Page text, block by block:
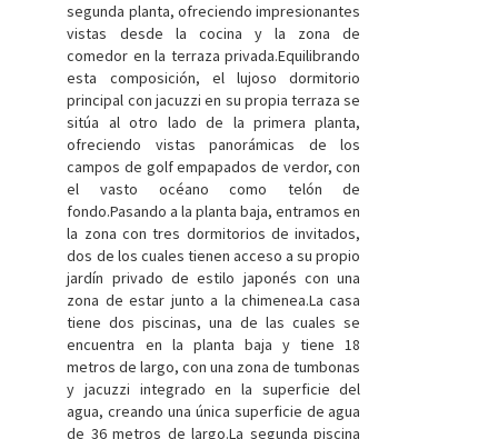
segunda planta, ofreciendo impresionantes
vistas desde la cocina y la zona de
comedor en la terraza privada.Equilibrando
esta composición, el lujoso dormitorio
principal con jacuzzi en su propia terraza se
sitúa al otro lado de la primera planta,
ofreciendo vistas panorámicas de los
campos de golf empapados de verdor, con
el vasto océano como telón de
fondo.Pasando a la planta baja, entramos en
la zona con tres dormitorios de invitados,
dos de los cuales tienen acceso a su propio
jardín privado de estilo japonés con una
zona de estar junto a la chimenea.La casa
tiene dos piscinas, una de las cuales se
encuentra en la planta baja y tiene 18
metros de largo, con una zona de tumbonas
y jacuzzi integrado en la superficie del
agua, creando una única superficie de agua
de 36 metros de largo.La segunda piscina